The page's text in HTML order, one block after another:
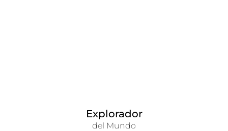
Explorador
del Mundo